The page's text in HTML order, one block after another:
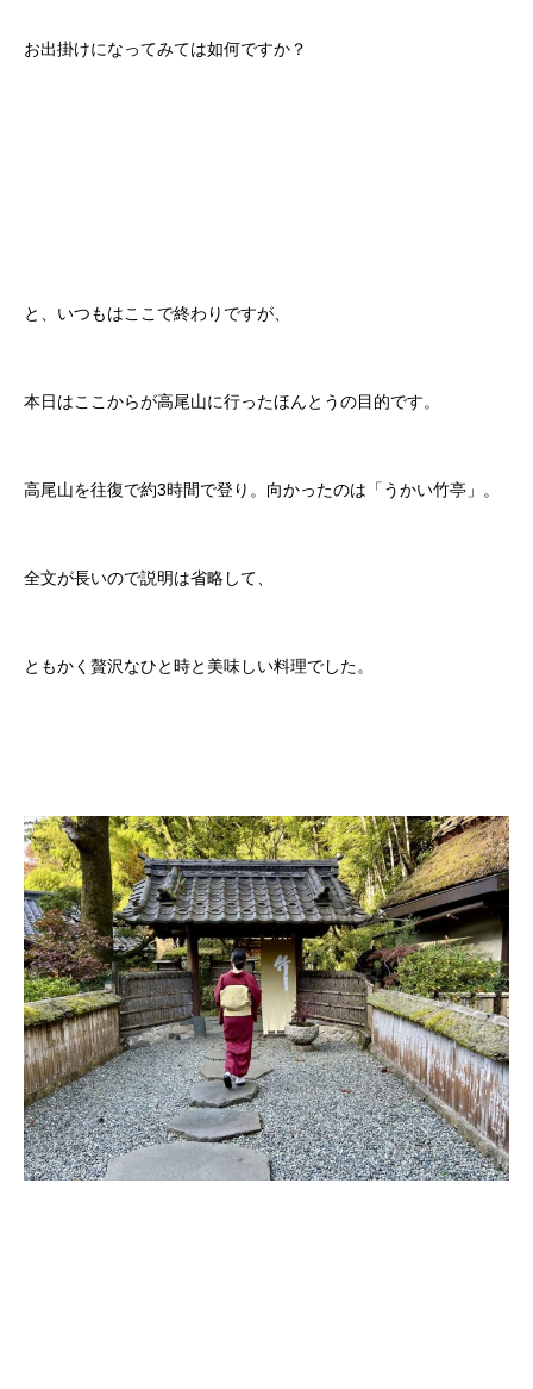
お出掛けになってみては如何ですか？
と、いつもはここで終わりですが、
本日はここからが高尾山に行ったほんとうの目的です。
高尾山を往復で約3時間で登り。向かったのは「うかい竹亭」。
全文が長いので説明は省略して、
ともかく贅沢なひと時と美味しい料理でした。